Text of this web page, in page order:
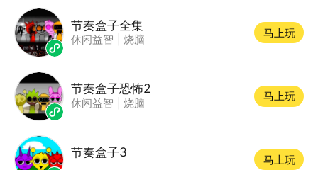
节奏盒子全集
休闲益智 烧脑
马上玩
节奏盒子恐怖2
休闲益智 烧脑
马上玩
节奏盒子3
马上玩